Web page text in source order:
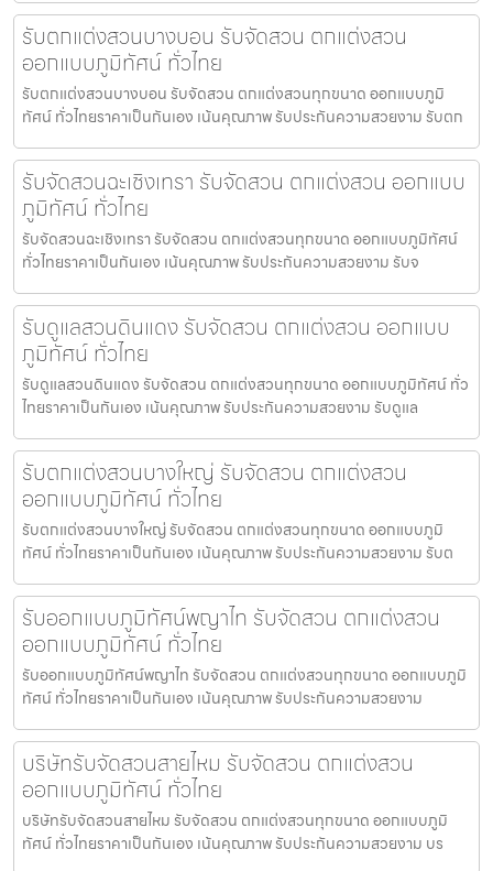
รับตกแต่งสวนบางบอน รับจัดสวน ตกแต่งสวน
ออกแบบภูมิทัศน์ ทั่วไทย
รับตกแต่งสวนบางบอน รับจัดสวน ตกแต่งสวนทุกขนาด ออกแบบภูมิ
ทัศน์ ทั่วไทยราคาเป็นกันเอง เน้นคุณภาพ รับประกันความสวยงาม รับตก
รับจัดสวนฉะเชิงเทรา รับจัดสวน ตกแต่งสวน ออกแบบ
ภูมิทัศน์ ทั่วไทย
รับจัดสวนฉะเชิงเทรา รับจัดสวน ตกแต่งสวนทุกขนาด ออกแบบภูมิทัศน์
ทั่วไทยราคาเป็นกันเอง เน้นคุณภาพ รับประกันความสวยงาม รับจ
รับดูแลสวนดินแดง รับจัดสวน ตกแต่งสวน ออกแบบ
ภูมิทัศน์ ทั่วไทย
รับดูแลสวนดินแดง รับจัดสวน ตกแต่งสวนทุกขนาด ออกแบบภูมิทัศน์ ทั่ว
ไทยราคาเป็นกันเอง เน้นคุณภาพ รับประกันความสวยงาม รับดูแล
รับตกแต่งสวนบางใหญ่ รับจัดสวน ตกแต่งสวน
ออกแบบภูมิทัศน์ ทั่วไทย
รับตกแต่งสวนบางใหญ่ รับจัดสวน ตกแต่งสวนทุกขนาด ออกแบบภูมิ
ทัศน์ ทั่วไทยราคาเป็นกันเอง เน้นคุณภาพ รับประกันความสวยงาม รับต
รับออกแบบภูมิทัศน์พญาไท รับจัดสวน ตกแต่งสวน
ออกแบบภูมิทัศน์ ทั่วไทย
รับออกแบบภูมิทัศน์พญาไท รับจัดสวน ตกแต่งสวนทุกขนาด ออกแบบภูมิ
ทัศน์ ทั่วไทยราคาเป็นกันเอง เน้นคุณภาพ รับประกันความสวยงาม
บริษัทรับจัดสวนสายไหม รับจัดสวน ตกแต่งสวน
ออกแบบภูมิทัศน์ ทั่วไทย
บริษัทรับจัดสวนสายไหม รับจัดสวน ตกแต่งสวนทุกขนาด ออกแบบภูมิ
ทัศน์ ทั่วไทยราคาเป็นกันเอง เน้นคุณภาพ รับประกันความสวยงาม บร